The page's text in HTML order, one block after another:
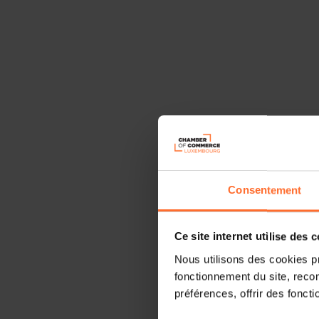
Consentement
Ce site internet utilise des
Nous utilisons des cookies
fonctionnement du site,
préférences, offrir des